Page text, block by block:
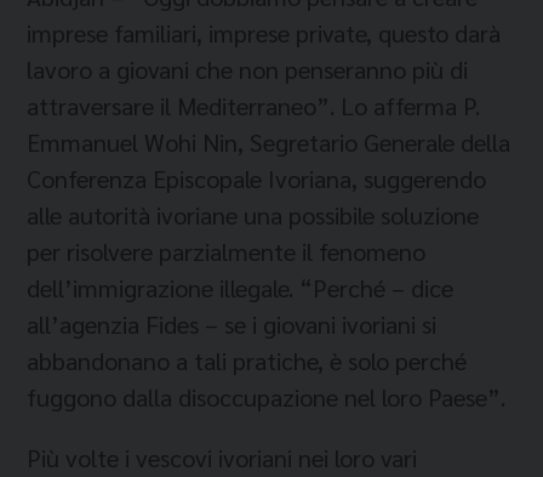
imprese familiari, imprese private, questo darà
lavoro a giovani che non penseranno più di
attraversare il Mediterraneo”. Lo afferma P.
Emmanuel Wohi Nin, Segretario Generale della
Conferenza Episcopale Ivoriana, suggerendo
alle autorità ivoriane una possibile soluzione
per risolvere parzialmente il fenomeno
dell’immigrazione illegale. “Perché – dice
all’agenzia Fides – se i giovani ivoriani si
abbandonano a tali pratiche, è solo perché
fuggono dalla disoccupazione nel loro Paese”.
Più volte i vescovi ivoriani nei loro vari